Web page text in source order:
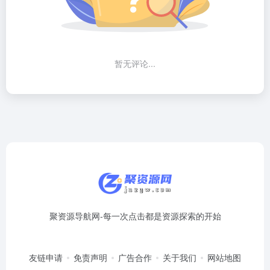
暂无评论...
聚资源导航网-每一次点击都是资源探索的开始
友链申请 免责声明 广告合作 关于我们 网站地图